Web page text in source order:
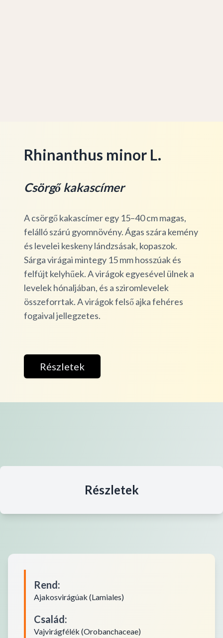
Rhinanthus minor L.
Csörgő kakascímer
A csörgő kakascímer egy 15–40 cm magas,
felálló szárú gyomnövény. Ágas szára kemény
és levelei keskeny lándzsásak, kopaszok.
Sárga virágai mintegy 15 mm hosszúak és
felfújt kelyhűek. A virágok egyesével ülnek a
levelek hónaljában, és a sziromlevelek
összeforrtak. A virágok felső ajka fehéres
fogaival jellegzetes.
Részletek
Részletek
Rend:
Ajakosvirágúak (Lamiales)
Család:
Vajvirágfélék (Orobanchaceae)